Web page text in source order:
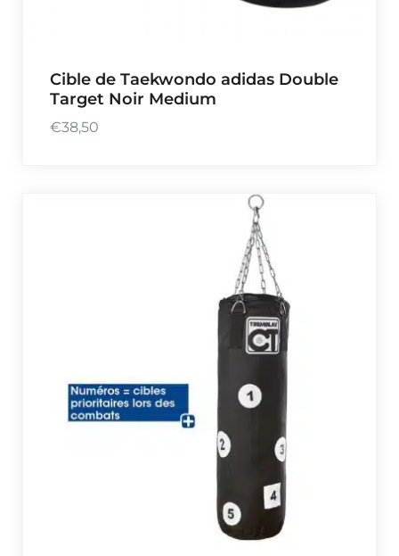
Cible de Taekwondo adidas Double
Target Noir Medium
€38,50